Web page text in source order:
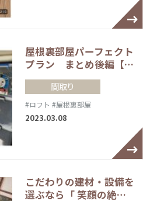
屋根裏部屋パーフェクト
プラン まとめ後編【…
間取り
#ロフト #屋根裏部屋
2023.03.08
こだわりの建材・設備を
選ぶなら「 笑顔の絶…